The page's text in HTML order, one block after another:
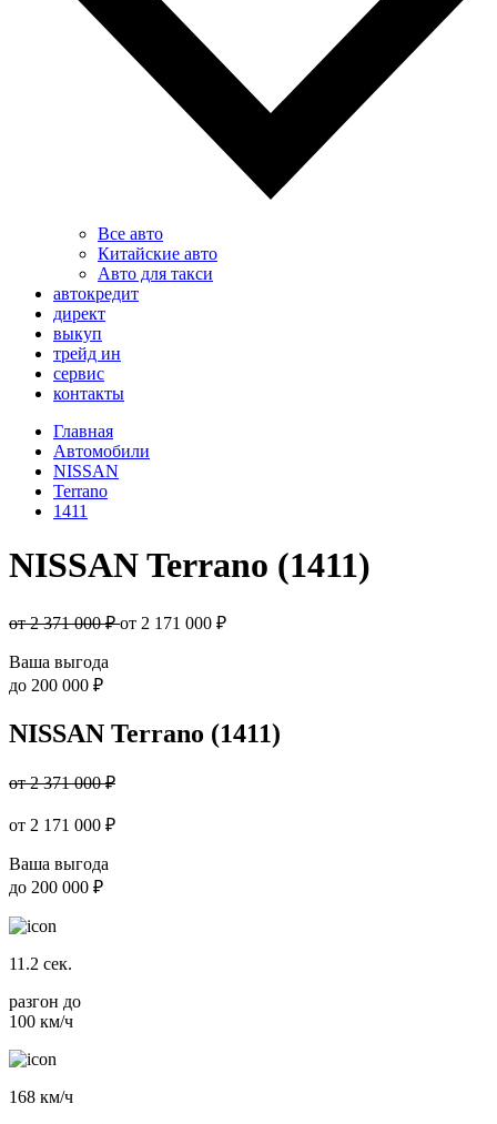
Все авто
Китайские авто
Авто для такси
автокредит
директ
выкуп
трейд ин
сервис
контакты
Главная
Автомобили
NISSAN
Terrano
1411
NISSAN Terrano (1411)
от 2 371 000 ₽от 2 171 000 ₽
Ваша выгода
до 200 000 ₽
NISSAN Terrano (1411)
от 2 371 000 ₽
от 2 171 000 ₽
Ваша выгода
до 200 000 ₽
11.2 сек.
разгон до
100 км/ч
168 км/ч